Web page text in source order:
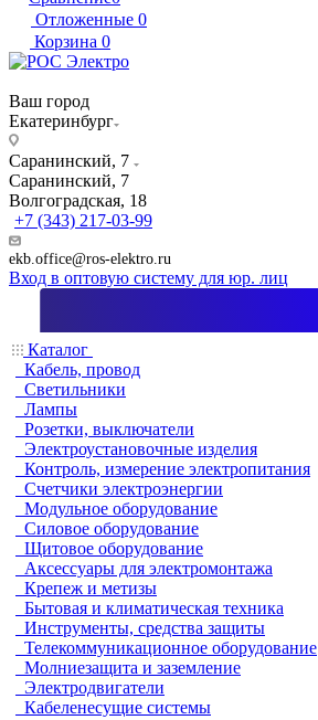
Отложенные 0
Корзина 0
Ваш город
Екатеринбург
Саранинский, 7
Саранинский, 7
Волгоградская, 18
+7 (343) 217-03-99
ekb.office@ros-elektro.ru
Вход в оптовую систему для юр. лиц
Каталог
Кабель, провод
Светильники
Лампы
Розетки, выключатели
Электроустановочные изделия
Контроль, измерение электропитания
Счетчики электроэнергии
Модульное оборудование
Силовое оборудование
Щитовое оборудование
Аксессуары для электромонтажа
Крепеж и метизы
Бытовая и климатическая техника
Инструменты, средства защиты
Телекоммуникационное оборудование
Молниезащита и заземление
Электродвигатели
Кабеленесущие системы